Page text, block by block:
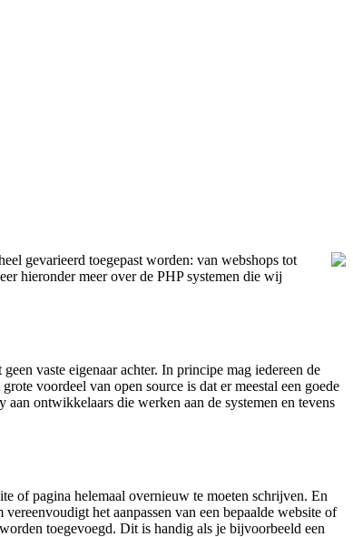
gevarieerd toegepast worden: van webshops tot
hieronder meer over de PHP systemen die wij
vaste eigenaar achter. In principe mag iedereen de
voordeel van open source is dat er meestal een goede
ontwikkelaars die werken aan de systemen en tevens
of pagina helemaal overnieuw te moeten schrijven. En
het aanpassen van een bepaalde website of
toegevoegd. Dit is handig als je bijvoorbeeld een